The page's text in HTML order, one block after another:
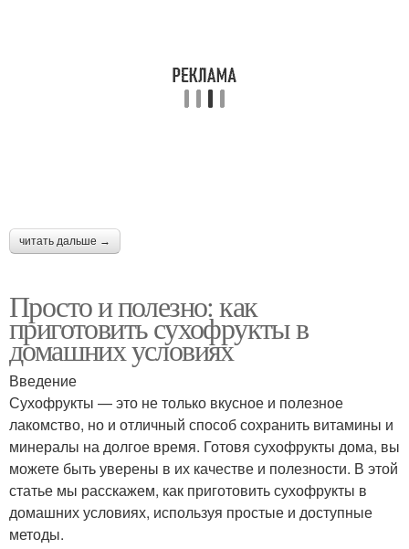
Цукаты из яблок
разнообразия
Яблоки без духовки Яблоки во время
Электросушилка для
яблок
читать дальше →
Просто и полезно: как
приготовить сухофрукты в
домашних условиях
Введение
Сухофрукты — это не только вкусное и полезное
лакомство, но и отличный способ сохранить витамины и
минералы на долгое время. Готовя сухофрукты дома, вы
можете быть уверены в их качестве и полезности. В этой
статье мы расскажем, как приготовить сухофрукты в
домашних условиях, используя простые и доступные
методы.